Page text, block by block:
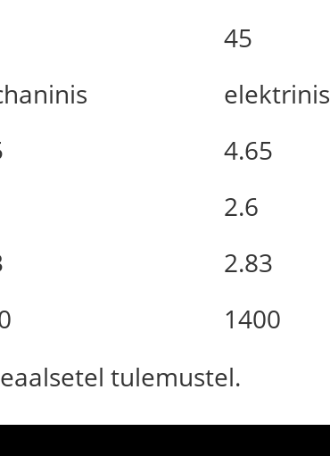
45
elektrinis
4.65
2.6
2.83
1400
tulemustel.